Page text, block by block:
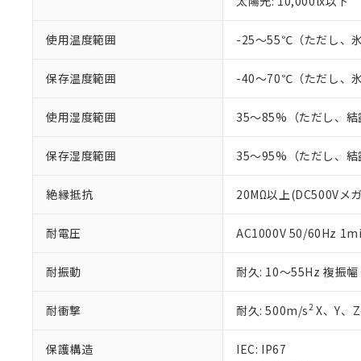
使用温度範囲 -25～55℃（ただし、氷
保存温度範囲 -40～70℃（ただし、氷
使用湿度範囲 35～85%（ただし、結
保存湿度範囲 35～95%（ただし、結
絶縁抵抗 20MΩ以上(DC500Vメ
耐電圧 AC1000V 50/60Hz
耐振動 耐久: 10～55Hz 複振
耐衝撃 耐久: 500m/s2X、Y、
保護構造
IEC: IP67
本サービス
くものです。
当社制御機
在庫状況お
のであり、
当社販売員
オムロン制
在庫状況お
す。
マイパーツ
お客様が当
が、当社の
※当社の共同
いる法人を
*EU RoHS指令（10物質
鉛(Pb) 1000ppm以下、
フタル酸ビス(2-エチル
フタル酸エステル類の
※2 対応予定月
部品在庫の切り替
※3 非含有証明
EU RoHS指令（
51物質の非含有証
※本証明書は発行
また、RoHS指令
「－」：未確認で
Pb(鉛) :1000ppm、
Cr(Ⅵ)(六価クロム) :
DBP(フタル酸ジブチ
DEHP(フタル酸ビス(2-
※2 環境保護使
「ｅ」：有害物質
「10」：通常の使
味します。
「－」：未確認で
当社は、こ
う）を輸出
などの必要
当社は規制
ます。
置等に一切
当社は、貴
また当社は
たしません。
号
○ 一定数
△ 一定数に
－
在庫な
機器販
空
白
受注生